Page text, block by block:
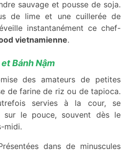
sauvage et pousse de soja.
de lime et une cuillerée de
instantanément ce chef-
vietnamienne.
Bánh Nậm
des amateurs de petites
de farine de riz ou de tapioca.
servies à la cour, se
sur le pouce, souvent dès le
midi.
dans de minuscules